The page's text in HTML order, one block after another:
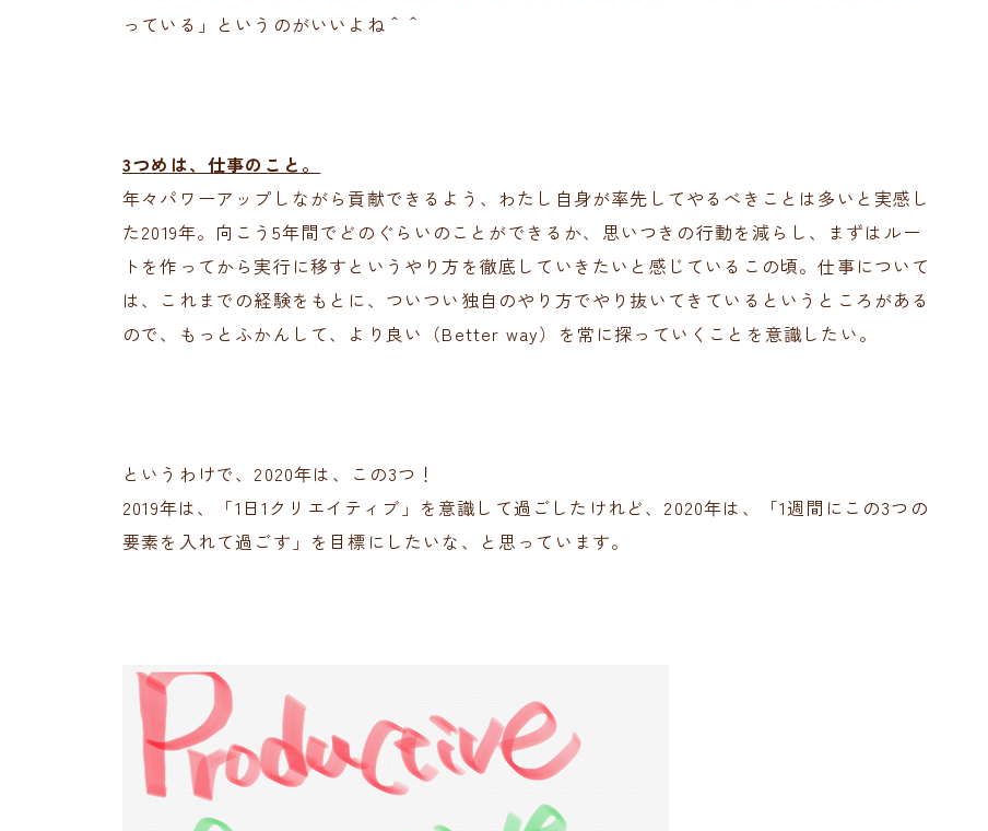
っている」というのがいいよね＾＾
3つめは、仕事のこと。
年々パワーアップしながら貢献できるよう、わたし自身が率先してやるべきことは多いと実感し
た2019年。向こう5年間でどのぐらいのことができるか、思いつきの行動を減らし、まずはルー
トを作ってから実行に移すというやり方を徹底していきたいと感じているこの頃。仕事について
は、これまでの経験をもとに、ついつい独自のやり方でやり抜いてきているというところがある
ので、もっとふかんして、より良い（Better way）を常に探っていくことを意識したい。
というわけで、2020年は、この3つ！
2019年は、「1日1クリエイティブ」を意識して過ごしたけれど、2020年は、「1週間にこの3つの
要素を入れて過ごす」を目標にしたいな、と思っています。